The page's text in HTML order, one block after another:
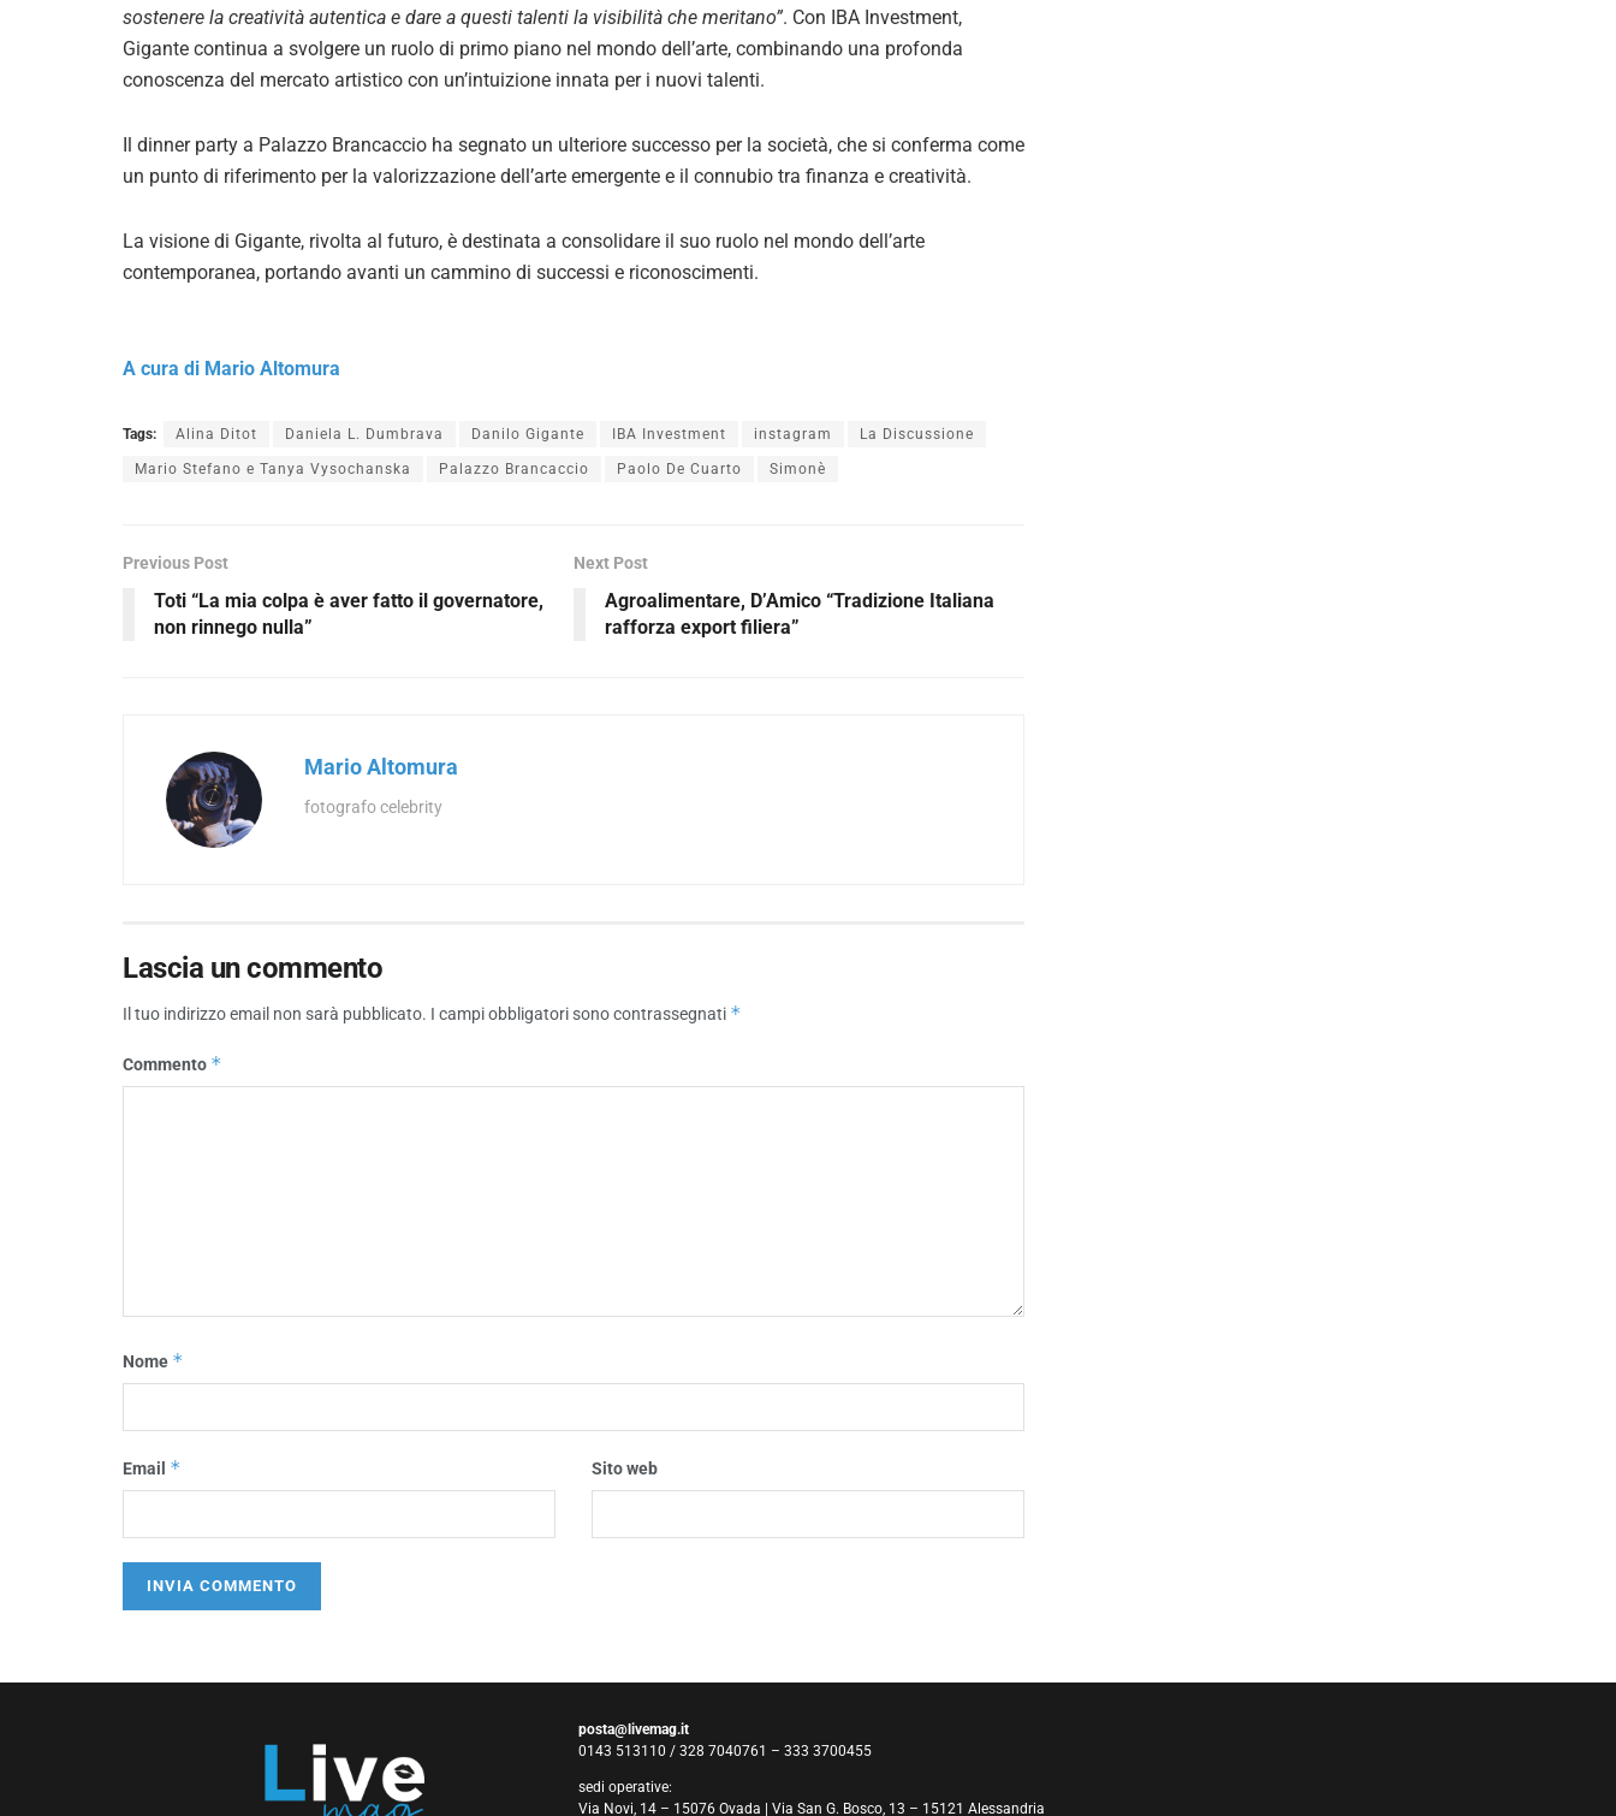
sostenere la creatività autentica e dare a questi talenti la visibilità che meritano”. Con IBA Investment,
Gigante continua a svolgere un ruolo di primo piano nel mondo dell’arte, combinando una profonda
conoscenza del mercato artistico con un’intuizione innata per i nuovi talenti.
Il dinner party a Palazzo Brancaccio ha segnato un ulteriore successo per la società, che si conferma come
un punto di riferimento per la valorizzazione dell’arte emergente e il connubio tra finanza e creatività.
La visione di Gigante, rivolta al futuro, è destinata a consolidare il suo ruolo nel mondo dell’arte
contemporanea, portando avanti un cammino di successi e riconoscimenti.
A cura di Mario Altomura
Tags: Alina Ditot Daniela L. Dumbrava Danilo Gigante IBA Investment instagram La Discussione
Mario Stefano e Tanya Vysochanska Palazzo Brancaccio Paolo De Cuarto Simonè
Previous Post
Toti “La mia colpa è aver fatto il governatore,
non rinnego nulla”
Next Post
Agroalimentare, D’Amico “Tradizione Italiana
rafforza export filiera”
Mario Altomura
fotografo celebrity
Lascia un commento
Il tuo indirizzo email non sarà pubblicato. I campi obbligatori sono contrassegnati *
Commento *
Nome *
Email * Sito web
posta@livemag.it
0143 513110 / 328 7040761 – 333 3700455
sedi operative:
Via Novi, 14 – 15076 Ovada | Via San G. Bosco, 13 – 15121 Alessandria